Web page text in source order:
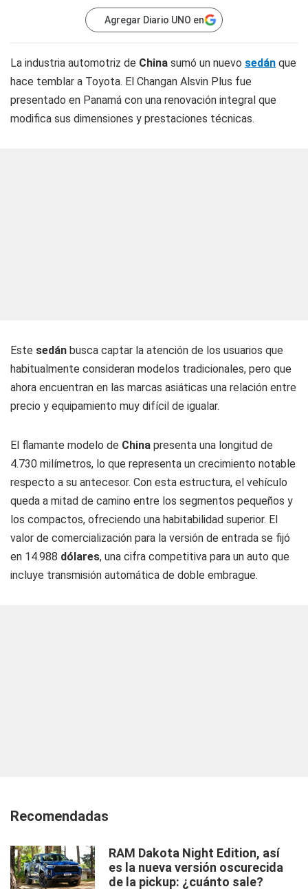
Agregar Diario UNO en
La industria automotriz de China sumó un nuevo sedán que
hace temblar a Toyota. El Changan Alsvin Plus fue
presentado en Panamá con una renovación integral que
modifica sus dimensiones y prestaciones técnicas.
Este sedán busca captar la atención de los usuarios que
habitualmente consideran modelos tradicionales, pero que
ahora encuentran en las marcas asiáticas una relación entre
precio y equipamiento muy difícil de igualar.
El flamante modelo de China presenta una longitud de
4.730 milímetros, lo que representa un crecimiento notable
respecto a su antecesor. Con esta estructura, el vehículo
queda a mitad de camino entre los segmentos pequeños y
los compactos, ofreciendo una habitabilidad superior. El
valor de comercialización para la versión de entrada se fijó
en 14.988 dólares, una cifra competitiva para un auto que
incluye transmisión automática de doble embrague.
Recomendadas
RAM Dakota Night Edition, así
es la nueva versión oscurecida
de la pickup: ¿cuánto sale?